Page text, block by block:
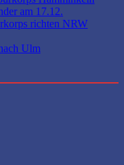
am 17.12.
richten NRW
Ulm